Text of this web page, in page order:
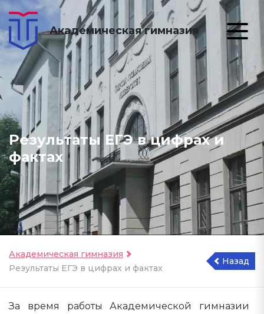
Академическая гимназия
Результаты ЕГЭ в цифрах и
фактах
Академическая гимназия
Результаты ЕГЭ в цифрах и фактах
Назад
За время работы Академической гимназии